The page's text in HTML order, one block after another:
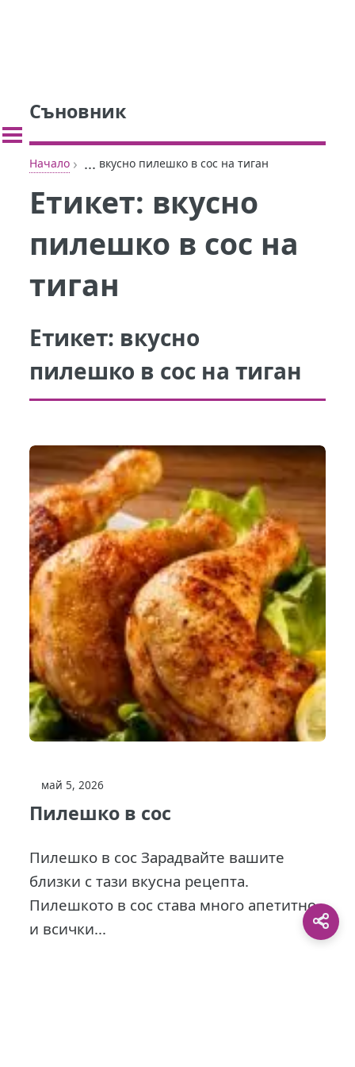
Съновник
Начало › ... вкусно пилешко в сос на тиган
Етикет: вкусно
пилешко в сос на
тиган
Етикет: вкусно
пилешко в сос на тиган
май 5, 2026
Пилешко в сос
Пилешко в сос Зарадвайте вашите
близки с тази вкусна рецепта.
Пилешкото в сос става много апетитно
и всички...